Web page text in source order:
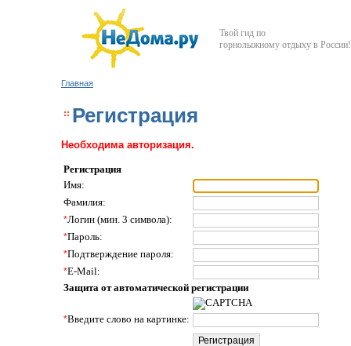
Твой гид по
горнолыжному отдыху в России!
Главная
Регистрация
Необходима авторизация.
Регистрация
Имя:
Фамилия:
*Логин (мин. 3 символа):
*Пароль:
*Подтверждение пароля:
*E-Mail:
Защита от автоматической регистрации
*Введите слово на картинке: